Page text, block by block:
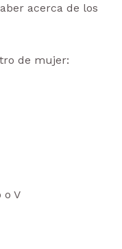
acerca de los
de mujer:
o V